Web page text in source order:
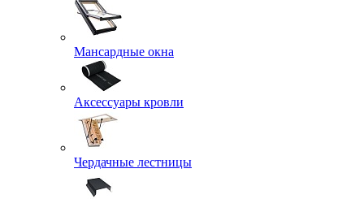
Мансардные окна
Аксессуары кровли
Чердачные лестницы